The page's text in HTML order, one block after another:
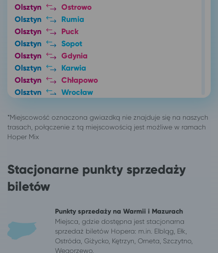
Olsztyn
Ostrowo
Olsztyn
Rumia
Olsztyn
Puck
Olsztyn
Sopot
Olsztyn
Gdynia
Olsztyn
Karwia
Olsztyn
Chłapowo
Olsztyn
Wrocław
Olsztyn
Suwałki
Olsztyn
Wieniec Zdrój
Olsztyn
Olsztyn
Gdańsk
Olsztyn
Mikołajki
Olsztyn
Olsztyn
323 lokalizacji
Białystok
Aleksandrów Kujawski
Białystok
Ciechocinek
Stacjonarne punkty sprzedaży
biletów
Punkty sprzedaży na Warmii i Mazurach
Miejsca, gdzie dostępna jest stacjonarna
sprzedaż biletów Hopera: m.in. Elbląg, Ełk,
Ostróda, Giżycko, Kętrzyn, Orneta, Szczytno,
Węgorzewo.